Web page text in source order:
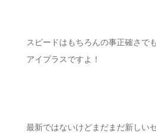
スピードはもちろんの事正確さで
アイプラスですよ！
最新ではないけどまだまだ新しい